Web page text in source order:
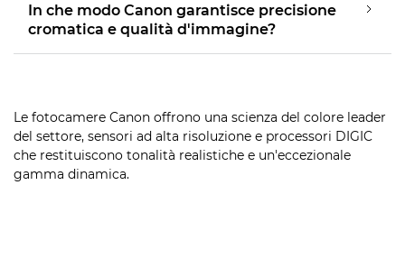
In che modo Canon garantisce precisione
cromatica e qualità d'immagine?
Le fotocamere Canon offrono una scienza del colore leader
del settore, sensori ad alta risoluzione e processori DIGIC
che restituiscono tonalità realistiche e un'eccezionale
gamma dinamica.